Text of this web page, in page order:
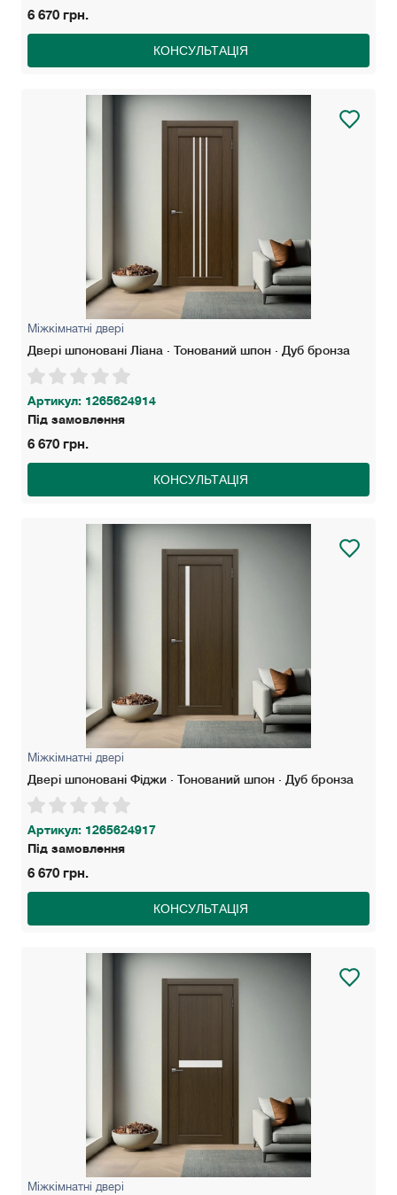
6 670 грн.
КОНСУЛЬТАЦІЯ
Міжкімнатні двері
Двері шпоновані Ліана · Тонований шпон · Дуб бронза
Артикул: 1265624914
Під замовлення
6 670 грн.
КОНСУЛЬТАЦІЯ
Міжкімнатні двері
Двері шпоновані Фіджи · Тонований шпон · Дуб бронза
Артикул: 1265624917
Під замовлення
6 670 грн.
КОНСУЛЬТАЦІЯ
Міжкімнатні двері